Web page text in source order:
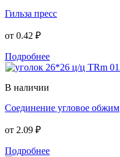
Гильза пресс
от 0.42 ₽
Подробнее
В наличии
Соединение угловое обжим
от 2.09 ₽
Подробнее